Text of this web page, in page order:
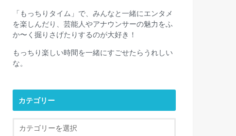
「もっちりタイム」で、みんなと一緒にエンタメ
を楽しんだり、芸能人やアナウンサーの魅力をふ
か〜く掘りさげたりするのが大好き！
もっちり楽しい時間を一緒にすごせたらうれしい
な。
カテゴリー